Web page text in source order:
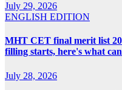
July 29, 2026
ENGLISH EDITION
MHT CET final merit list
filling starts, here's what
July 28, 2026